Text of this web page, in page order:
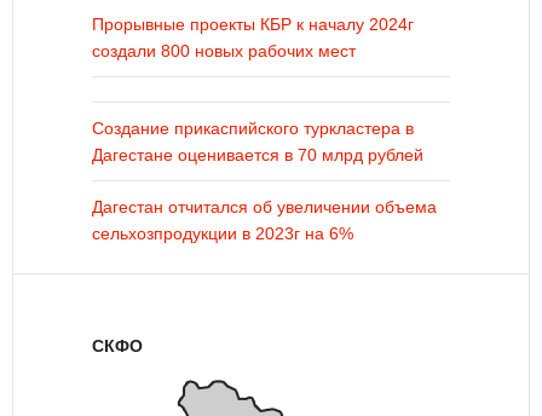
Прорывные проекты КБР к началу 2024г
создали 800 новых рабочих мест
Создание прикаспийского туркластера в
Дагестане оценивается в 70 млрд рублей
Дагестан отчитался об увеличении объема
сельхозпродукции в 2023г на 6%
СКФО